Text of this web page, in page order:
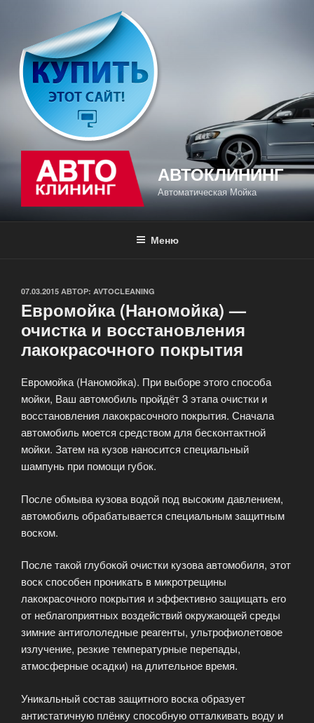
содержимому
АВТОКЛИНИНГ
Автоматическая Мойка
Меню
ОПУБЛИКОВАНО
07.03.2015 АВТОР: AVTOCLEANING
Евромойка (Наномойка) —
очистка и восстановления
лакокрасочного покрытия
Евромойка (Наномойка). При выборе этого способа
мойки, Ваш автомобиль пройдёт 3 этапа очистки и
восстановления лакокрасочного покрытия. Сначала
автомобиль моется средством для бесконтактной
мойки. Затем на кузов наносится специальный
шампунь при помощи губок.
После обмыва кузова водой под высоким давлением,
автомобиль обрабатывается специальным защитным
воском.
После такой глубокой очистки кузова автомобиля, этот
воск способен проникать в микротрещины
лакокрасочного покрытия и эффективно защищать его
от неблагоприятных воздействий окружающей среды
зимние антигололедные реагенты, ультрофиолетовое
излучение, резкие температурные перепады,
атмосферные осадки) на длительное время.
Уникальный состав защитного воска образует
антистатичную плёнку способную отталкивать воду и